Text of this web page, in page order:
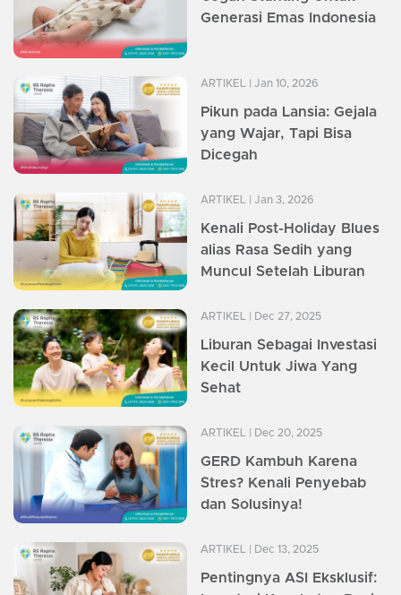
Generasi Emas Indonesia
ARTIKEL | Jan 10, 2026
Pikun pada Lansia: Gejala
yang Wajar, Tapi Bisa
Dicegah
ARTIKEL | Jan 3, 2026
Kenali Post-Holiday Blues
alias Rasa Sedih yang
Muncul Setelah Liburan
ARTIKEL | Dec 27, 2025
Liburan Sebagai Investasi
Kecil Untuk Jiwa Yang
Sehat
ARTIKEL | Dec 20, 2025
GERD Kambuh Karena
Stres? Kenali Penyebab
dan Solusinya!
ARTIKEL | Dec 13, 2025
Pentingnya ASI Eksklusif: